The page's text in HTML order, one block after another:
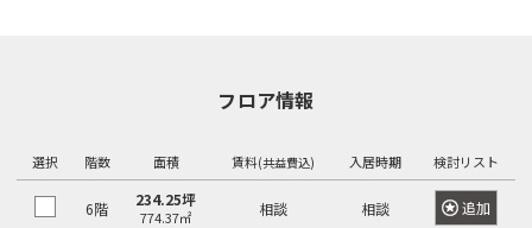
フロア情報
選択 階数 面積 賃料(共益費込) 入居時期 検討リスト
6階 234.25坪
774.37㎡ 相談 相談 追加